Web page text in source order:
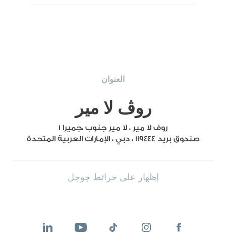
العنوان
روڤ لا مير
روف لا مير ، لا مير جنوب ،جميرا ١
صندوق بريد ١١٩٤٤٤ ، دبي ، الإمارات العربية المتحدة
إظهار على خرائط جوجل